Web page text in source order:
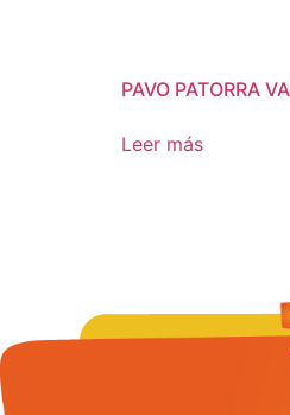
PAVO PATORRA
Leer más